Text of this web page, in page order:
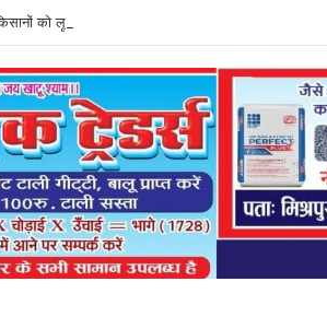
को लूट रहे निजी दुकानदार